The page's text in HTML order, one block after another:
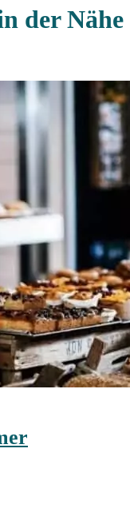
der Nähe